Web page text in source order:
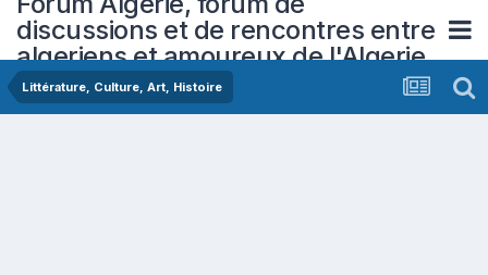
discussions et de rencontres entre
algeriens et amoureux de l'Algerie
Littérature, Culture, Art, Histoire